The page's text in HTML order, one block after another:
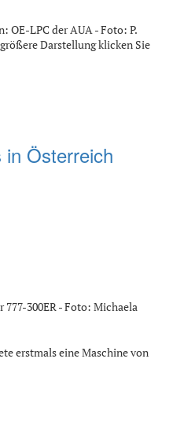
OE-LPC der AUA - Foto: P.
Darstellung klicken Sie
Österreich
300ER - Foto: Michaela
erstmals eine Maschine von